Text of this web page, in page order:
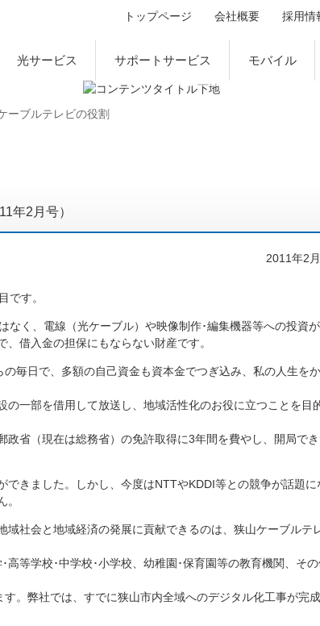
トップページ 会社概要 採用情
光サービス サポートサービス モバイル
ーブルテレビの役割
年2月号）
2011年2
です。
く、電線（光ケーブル）や映像制作･編集機器等への投資
借入金の担保にもならない財産です。
毎日で、多額の自己資金も資本金でつぎ込み、私の人生を
一部を借用して放送し、地域活性化のお役に立つことを目
省（現在は総務省）の免許取得に3年間を費やし、開局でき
きました。しかし、今度はNTTやKDDI等との競争が話題に
社会と地域経済の発展に貢献できるのは、狭山ケーブルテ
等学校･中学校･小学校、幼稚園･保育園等の教育機関、そ
。弊社では、すでに狭山市内全域へのデジタル化工事が完